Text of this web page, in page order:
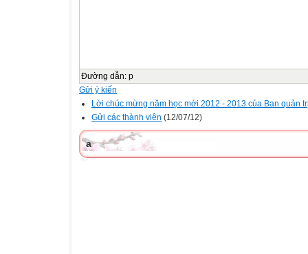
Đường dẫn: p
Gửi ý kiến
Lời chúc mừng năm học mới 2012 - 2013 của Ban quản
Gửi các thành viên (12/07/12)
a